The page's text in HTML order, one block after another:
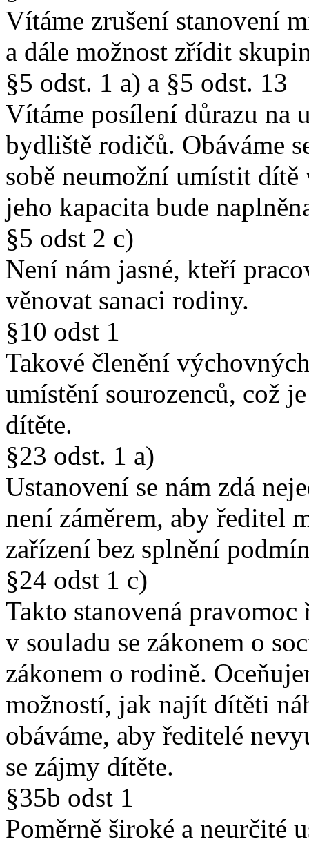
Vítáme zrušení stanovení
a dále možnost zřídit
§5 odst. 1 a) a §5 odst. 13
Vítáme posílení důrazu
bydliště rodičů. Obáváme
sobě neumožní umístit
jeho kapacita bude
§5 odst 2 c)
Není nám jasné, kteří
věnovat sanaci rodiny.
§10 odst 1
Takové členění
umístění sourozenců, což
dítěte.
§23 odst. 1 a)
Ustanovení se nám zdá
není záměrem, aby ředitel
zařízení bez splnění
§24 odst 1 c)
Takto stanovená
v souladu se zákonem o
zákonem o rodině.
možností, jak najít dítěti
obáváme, aby ředitelé
se zájmy dítěte.
§35b odst 1
Poměrně široké a neurčité